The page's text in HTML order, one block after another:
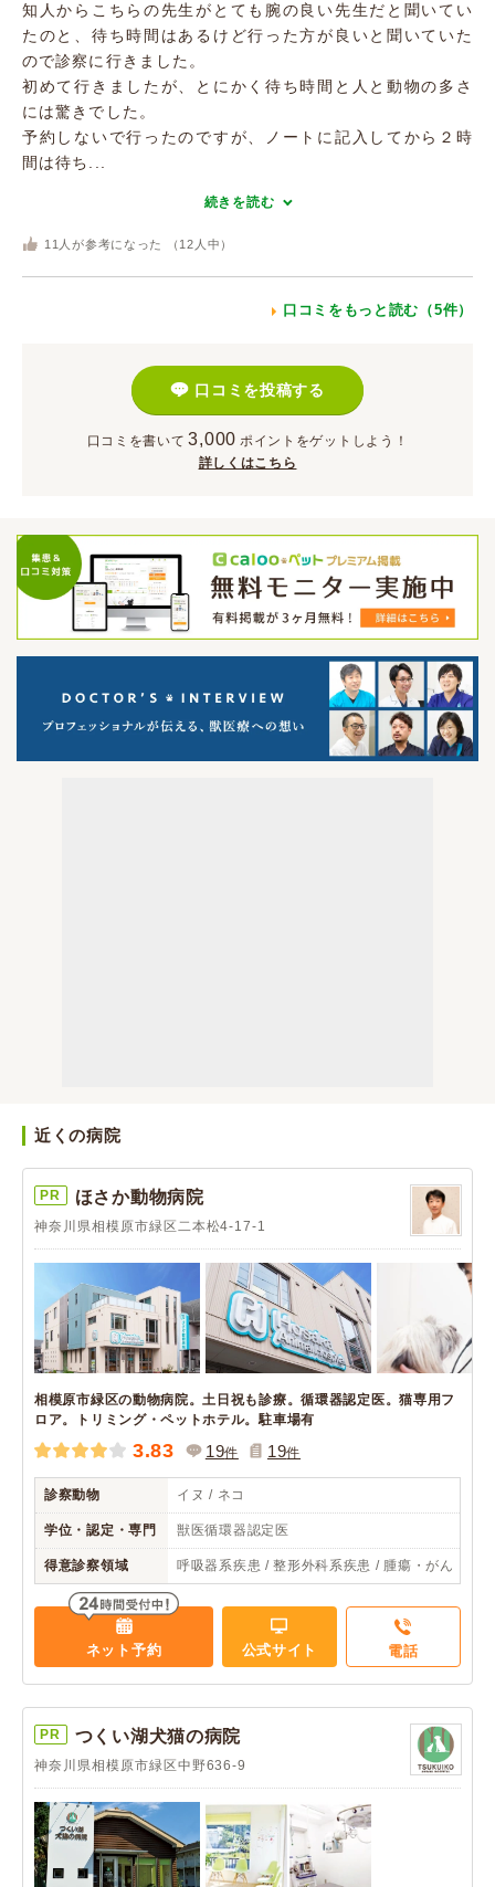
知人からこちらの先生がとても腕の良い先生だと聞いてい
たのと、待ち時間はあるけど行った方が良いと聞いていた
ので診察に行きました。
初めて行きましたが、とにかく待ち時間と人と動物の多さ
には驚きでした。
予約しないで行ったのですが、ノートに記入してから２時
間は待ち...
続きを読む
11 人が参考になった （ 12 人中）
口コミをもっと読む（5件）
口コミを投稿する
口コミを書いて 3,000 ポイント をゲットしよう！
詳しくはこちら
近くの病院
PR ほさか動物病院
神奈川県相模原市緑区二本松4-17-1
相模原市緑区の動物病院。土日祝も診療。循環器認定医。猫専用フ
ロア。トリミング・ペットホテル。駐車場有
3.83 19件 19件
診察動物 イヌ / ネコ
学位・認定・専門 獣医循環器認定医
得意診察領域 呼吸器系疾患 / 整形外科系疾患 / 腫瘍・がん
ネット予約 公式サイト 電話
PR つくい湖犬猫の病院
神奈川県相模原市緑区中野636-9